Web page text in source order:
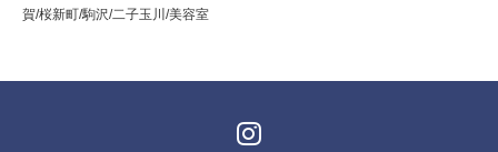
賀/桜新町/駒沢/二子玉川/美容室